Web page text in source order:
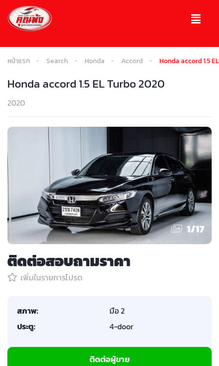
หน้าแรก Search Honda Accord Honda accord 1.5
Honda accord 1.5 EL Turbo 2020
2020
1/17
ติดต่อสอบถามราคา
เพิ่มในรายการโปรด
สภาพ:
มือ 2
ประตู:
4-door
ติดต่อผู้ขาย